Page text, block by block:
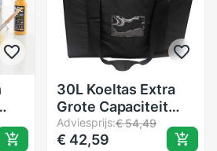
30L Koeltas Extra
Grote Capaciteit
Thermische Zak
Oxford Dikker
Adviesprijs:€ 54,49
€ 42,59